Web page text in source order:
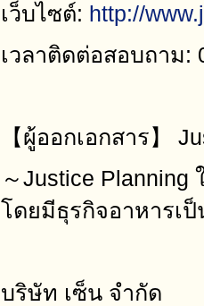
เว็บไซต์: http://
เวลาติดต่อสอบถาม:
【ผู้ออกเอกสาร】
～Justice
โดยมีธุรกิจอาหารเ
บริษัท เซ็น จำกัด